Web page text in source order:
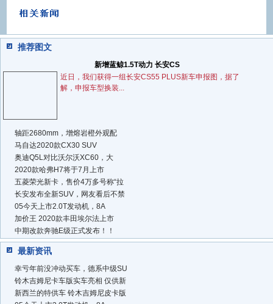
推荐图文
新增蓝鲸1.5T动力 长安CS
近日，我们获得一组长安CS55 PLUS新车申报图，据了
解，申报车型换装...
轴距2680mm，增熔岩橙外观配
马自达2020款CX30 SUV
奥迪Q5L对比沃尔沃XC60，大
2020款哈弗H7将于7月上市
五菱荣光新卡，售价4万多号称“拉
长安发布全新SUV，网友看后不禁
05今天上市2.0T发动机，8A
加价王 2020款丰田埃尔法上市
中期改款奔驰E级正式发布！！
最新资讯
幸亏年前没冲动买车，德系中级SU
铃木吉姆尼卡车版实车亮相 仅供新
新西兰的特供车 铃木吉姆尼皮卡版